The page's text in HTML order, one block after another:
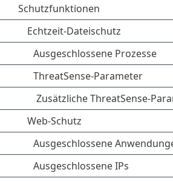
Schutzfunktionen
Echtzeit-Dateischutz
Ausgeschlossene Prozesse
ThreatSense-Parameter
Zusätzliche ThreatSense-
Web-Schutz
Ausgeschlossene
Ausgeschlossene IPs